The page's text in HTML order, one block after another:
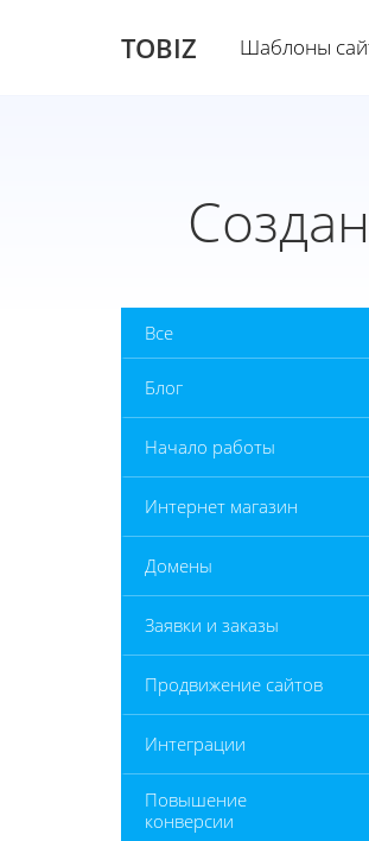
TOBIZ Шаблоны
Все
Блог
Начало работы
Интернет магазин
Домены
Заявки и заказы
Продвижение сайтов
Интеграции
Повышение
конверсии